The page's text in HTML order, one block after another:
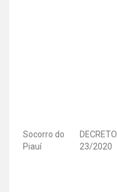
Socorro do
Piauí
DECRETO
23/2020